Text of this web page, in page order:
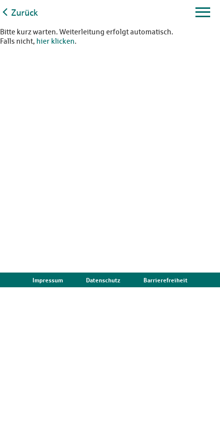
Zurück
Bitte kurz warten. Weiterleitung erfolgt automatisch.
Falls nicht, hier klicken.
Impressum Datenschutz Barrierefreiheit